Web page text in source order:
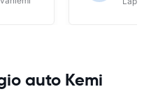
auto Kemi